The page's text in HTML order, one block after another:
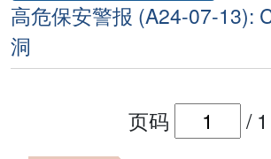
高危保安警报 (A24-07-13):
洞
页码 / 1